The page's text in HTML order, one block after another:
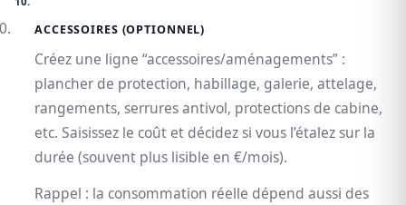
ACCESSOIRES (OPTIONNEL)
Créez une ligne “accessoires/aménagements” :
plancher de protection, habillage, galerie, attelage,
rangements, serrures antivol, protections de cabine,
etc. Saisissez le coût et décidez si vous l’étalez sur la
durée (souvent plus lisible en €/mois).
Rappel : la consommation réelle dépend aussi des